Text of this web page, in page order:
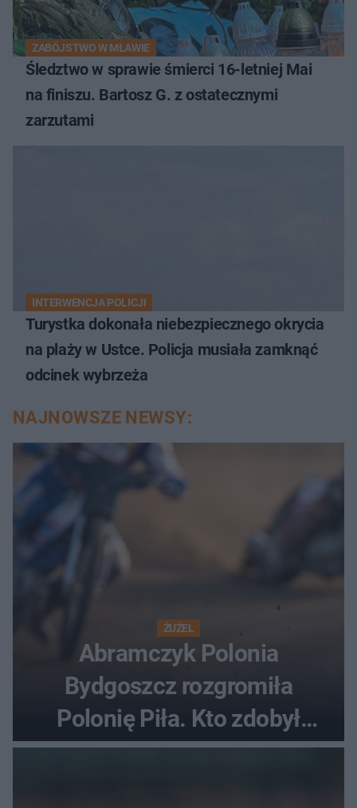
ZABÓJSTWO W MŁAWIE
Śledztwo w sprawie śmierci 16-letniej Mai
na finiszu. Bartosz G. z ostatecznymi
zarzutami
INTERWENCJA POLICJI
Turystka dokonała niebezpiecznego okrycia
na plaży w Ustce. Policja musiała zamknąć
odcinek wybrzeża
NAJNOWSZE NEWSY:
ŻUŻEL
Abramczyk Polonia
Bydgoszcz rozgromiła
Polonię Piła. Kto zdobył
najwięcej punktów?